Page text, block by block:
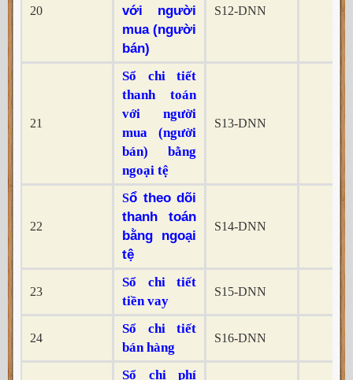
20
với người
mua (người
bán)
S12-DNN x
21
Sổ chi tiết
thanh toán
với người
mua (người
bán) bằng
ngoại tệ
S13-DNN x
22
Sổ theo dõi
thanh toán
bằng ngoại
tệ
S14-DNN
23
Sổ chi
tiết
tiền vay
S15-DNN
24
Sổ chi tiết
bán hàng
S16-DNN
Sổ chi phí